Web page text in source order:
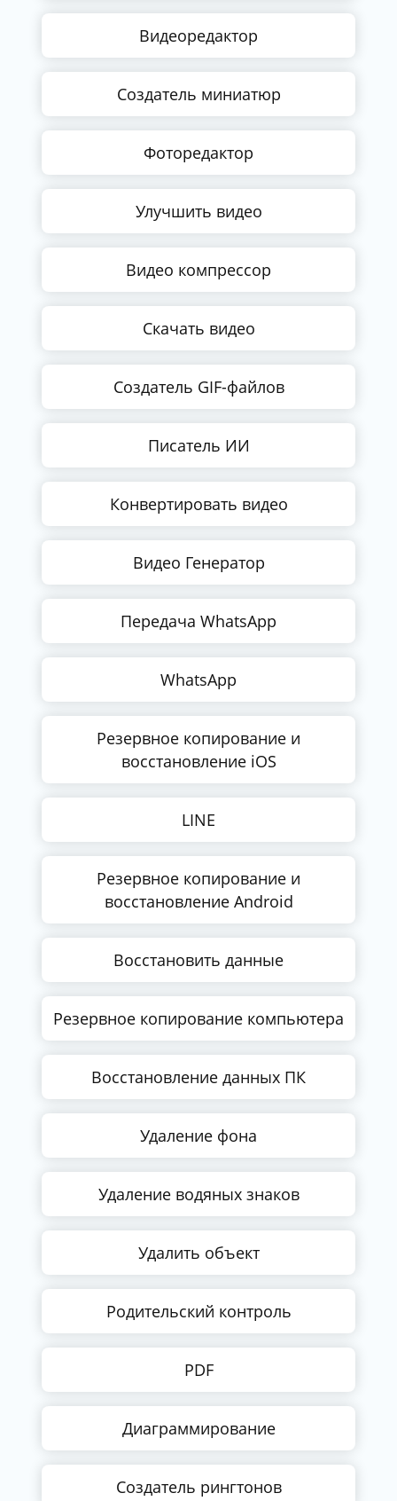
Видеоредактор
Создатель миниатюр
Фоторедактор
Улучшить видео
Видео компрессор
Скачать видео
Создатель GIF-файлов
Писатель ИИ
Конвертировать видео
Видео Генератор
Передача WhatsApp
WhatsApp
Резервное копирование и
восстановление iOS
LINE
Резервное копирование и
восстановление Android
Восстановить данные
Резервное копирование компьютера
Восстановление данных ПК
Удаление фона
Удаление водяных знаков
Удалить объект
Родительский контроль
PDF
Диаграммирование
Создатель рингтонов